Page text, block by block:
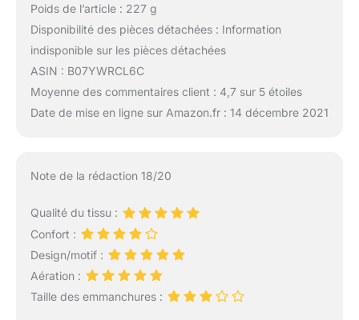
Poids de l’article : 227 g
Disponibilité des pièces détachées : Information
indisponible sur les pièces détachées
ASIN : B07YWRCL6C
Moyenne des commentaires client : 4,7 sur 5 étoiles
Date de mise en ligne sur Amazon.fr : 14 décembre 2021
Note de la rédaction 18/20
Qualité du tissu :
Confort :
Design/motif :
Aération :
Taille des emmanchures :